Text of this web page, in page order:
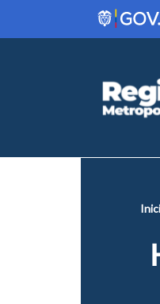
Pasar al contenido principal